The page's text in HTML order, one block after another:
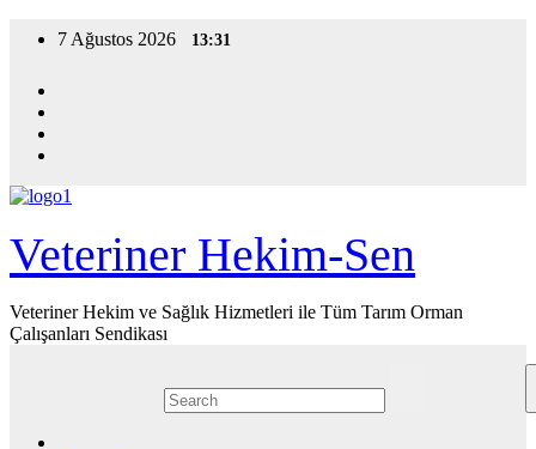
7 Ağustos 2026 13:31
Veteriner Hekim-Sen
Veteriner Hekim ve Sağlık Hizmetleri ile Tüm Tarım Orman
Çalışanları Sendikası